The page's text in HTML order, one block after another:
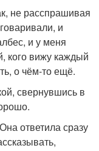
не расспрашивая
и
и у меня
кого вижу каждый
о чём-то ещё.
свернувшись в
ответила сразу